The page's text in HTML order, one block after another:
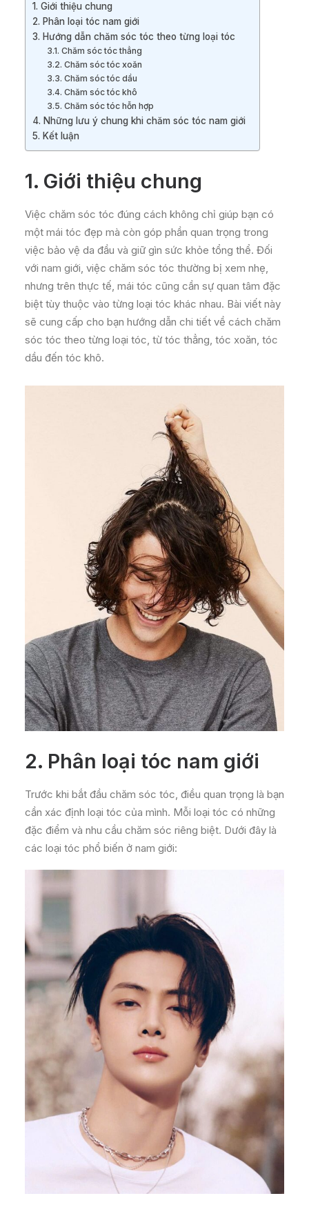
1. Giới thiệu chung
2. Phân loại tóc nam giới
3. Hướng dẫn chăm sóc tóc theo từng loại tóc
3.1. Chăm sóc tóc thẳng
3.2. Chăm sóc tóc xoăn
3.3. Chăm sóc tóc dầu
3.4. Chăm sóc tóc khô
3.5. Chăm sóc tóc hỗn hợp
4. Những lưu ý chung khi chăm sóc tóc nam giới
5. Kết luận
1. Giới thiệu chung
Việc chăm sóc tóc đúng cách không chỉ giúp bạn có
một mái tóc đẹp mà còn góp phần quan trọng trong
việc bảo vệ da đầu và giữ gìn sức khỏe tổng thể. Đối
với nam giới, việc chăm sóc tóc thường bị xem nhẹ,
nhưng trên thực tế, mái tóc cũng cần sự quan tâm đặc
biệt tùy thuộc vào từng loại tóc khác nhau. Bài viết này
sẽ cung cấp cho bạn hướng dẫn chi tiết về cách chăm
sóc tóc theo từng loại tóc, từ tóc thẳng, tóc xoăn, tóc
dầu đến tóc khô.
2. Phân loại tóc nam giới
Trước khi bắt đầu chăm sóc tóc, điều quan trọng là bạn
cần xác định loại tóc của mình. Mỗi loại tóc có những
đặc điểm và nhu cầu chăm sóc riêng biệt. Dưới đây là
các loại tóc phổ biến ở nam giới: